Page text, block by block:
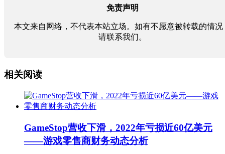
免责声明
本文来自网络，不代表本站立场。如有不愿意被转载的情况
请联系我们。
相关阅读
GameStop营收下滑，2022年亏损近60亿美元
——游戏零售商财务动态分析